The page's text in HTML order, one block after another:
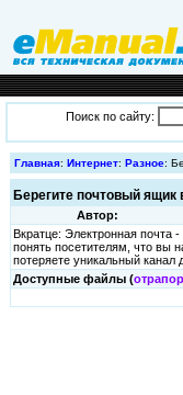
Поиск по сайту:
Главная: Интернет: Разное:
Берегите почтовый ящик
Автор:
Вкратце: Электронная почта
понять посетителям, что вы
потеряете уникальный канал
Доступные файлы (